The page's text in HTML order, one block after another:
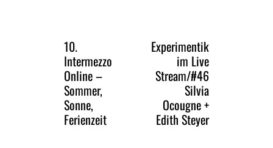
10.
Intermezzo
Online –
Sommer,
Sonne,
Ferienzeit
Experimentik
im Live
Stream/#46
Silvia
Ocougne +
Edith Steyer